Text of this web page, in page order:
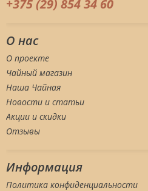
+375 (29) 854 34 60
О нас
О проекте
Чайный магазин
Наша Чайная
Новости и статьи
Акции и скидки
Отзывы
Информация
Политика конфиденциальности